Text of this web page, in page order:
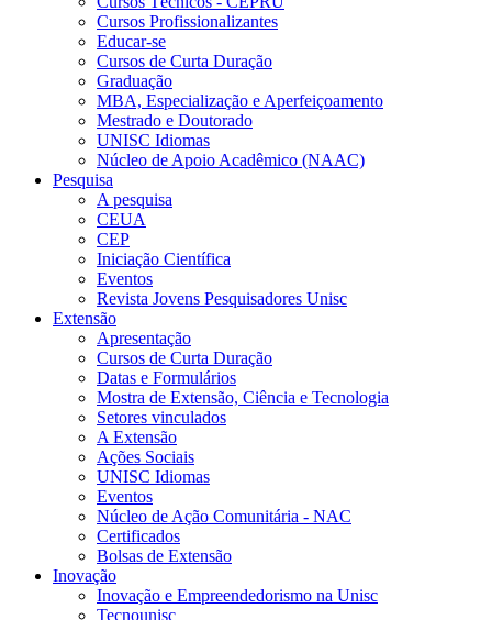
Cursos Profissionalizantes
Educar-se
Cursos de Curta Duração
Graduação
MBA, Especialização e Aperfeiçoamento
Mestrado e Doutorado
UNISC Idiomas
Núcleo de Apoio Acadêmico (NAAC)
Pesquisa
A pesquisa
CEUA
CEP
Iniciação Científica
Eventos
Revista Jovens Pesquisadores Unisc
Extensão
Apresentação
Cursos de Curta Duração
Datas e Formulários
Mostra de Extensão, Ciência e Tecnologia
Setores vinculados
A Extensão
Ações Sociais
UNISC Idiomas
Eventos
Núcleo de Ação Comunitária - NAC
Certificados
Bolsas de Extensão
Inovação
Inovação e Empreendedorismo na Unisc
Tecnounisc